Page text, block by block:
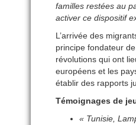
familles restées au
activer ce dispositif
L’arrivée des
principe fondateur
révolutions qui ont
européens et les
établir des rapports
Témoignages de
« Tunisie,